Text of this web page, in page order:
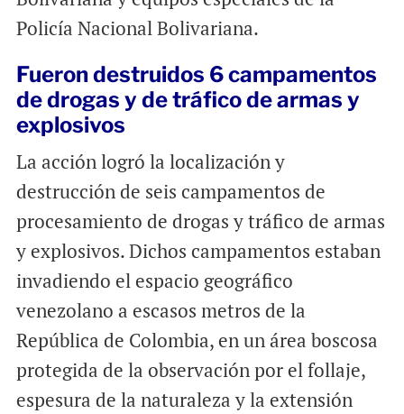
Policía Nacional Bolivariana.
Fueron destruidos 6 campamentos
de drogas y de tráfico de armas y
explosivos
La acción logró la localización y
destrucción de seis campamentos de
procesamiento de drogas y tráfico de armas
y explosivos. Dichos campamentos estaban
invadiendo el espacio geográfico
venezolano a escasos metros de la
República de Colombia, en un área boscosa
protegida de la observación por el follaje,
espesura de la naturaleza y la extensión